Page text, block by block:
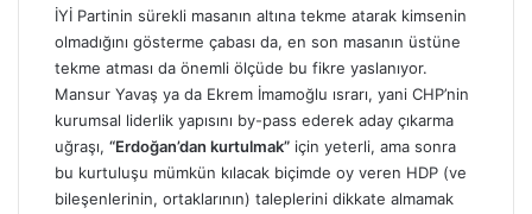
İYİ Partinin sürekli masanın altına tekme atarak kimsenin
olmadığını gösterme çabası da, en son masanın üstüne
tekme atması da önemli ölçüde bu fikre yaslanıyor.
Mansur Yavaş ya da Ekrem İmamoğlu ısrarı, yani CHP’nin
kurumsal liderlik yapısını by-pass ederek aday çıkarma
uğraşı, “Erdoğan’dan kurtulmak” için yeterli, ama sonra
bu kurtuluşu mümkün kılacak biçimde oy veren HDP (ve
bileşenlerinin, ortaklarının) taleplerini dikkate almamak